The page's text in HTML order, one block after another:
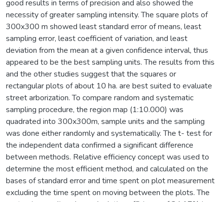
good results in terms of precision and also showed the
necessity of greater sampling intensity. The square plots of
300x300 m showed least standard error of means, least
sampling error, least coefficient of variation, and least
deviation from the mean at a given confidence interval, thus
appeared to be the best sampling units. The results from this
and the other studies suggest that the squares or
rectangular plots of about 10 ha. are best suited to evaluate
street arborization. To compare random and systematic
sampling procedure, the region map (1:10.000) was
quadrated into 300x300m, sample units and the sampling
was done either randomly and systematically. The t- test for
the independent data confirmed a significant difference
between methods. Relative efficiency concept was used to
determine the most efficient method, and calculated on the
bases of standard error and time spent on plot measurement
excluding the time spent on moving between the plots. The